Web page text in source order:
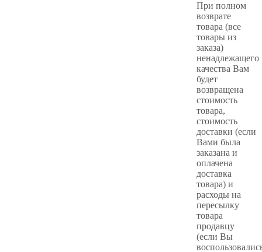
При полном
возврате
товара (все
товары из
заказа)
ненадлежащего
качества Вам
будет
возвращена
стоимость
товара,
стоимость
доставки (если
Вами была
заказана и
оплачена
доставка
товара) и
расходы на
пересылку
товара
продавцу
(если Вы